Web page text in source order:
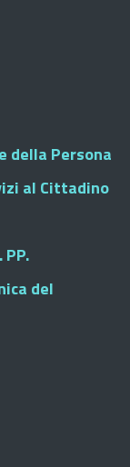
della Persona
al Cittadino
del